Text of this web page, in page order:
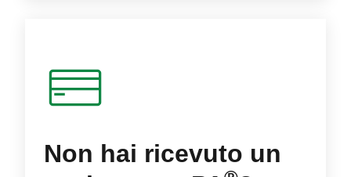
Non hai ricevuto un